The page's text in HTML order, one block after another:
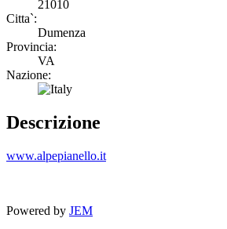
21010
Citta`:
Dumenza
Provincia:
VA
Nazione:
Descrizione
www.alpepianello.it
Powered by JEM